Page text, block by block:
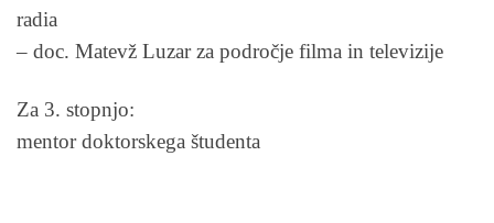
radia
– doc. Matevž Luzar za področje filma in televizije
Za 3. stopnjo:
mentor doktorskega študenta